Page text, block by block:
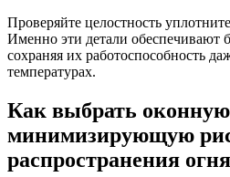
Проверяйте целостность
Именно эти детали обеспечивают
сохраняя их работоспособность
температурах.
Как выбрать
минимизирующую
распространения огня